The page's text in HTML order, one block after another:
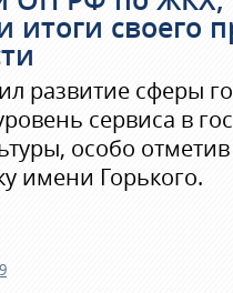
итоги своего
развитие сферы
сервиса в
особо
имени Горького.